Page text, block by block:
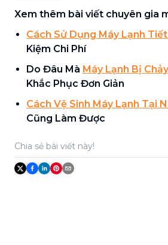
Xem thêm bài viết chuyên gia
Cách Sử Dụng Máy Lạnh
Kiệm Chi Phí
Do Đâu Mà Máy Lạnh Bị
Khắc Phục Đơn Giản
Cách Vệ Sinh Máy Lạnh Tại
Cũng Làm Được
Chia sẻ bài viết này!